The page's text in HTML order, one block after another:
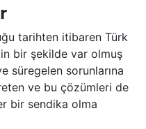
tarihten itibaren Türk
bir şekilde var olmuş
süregelen sorunlarına
ve bu çözümleri de
bir sendika olma